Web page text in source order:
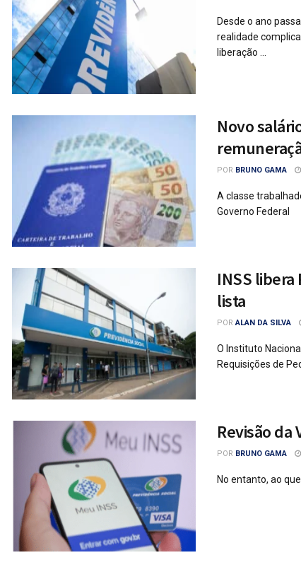
Desde o ano
realidade
liberação ...
Novo
POR BRUNO GAMA
A classe
Governo Federal
INSS
lista
POR ALAN DA SILVA
O Instituto
Requisições de
Revisão da
POR BRUNO GAMA
No entanto, ao